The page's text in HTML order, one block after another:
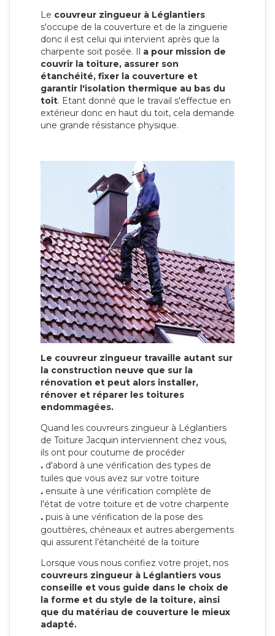
Le couvreur zingueur à Léglantiers
s'occupe de la couverture et de la zinguerie
donc il est celui qui intervient après que la
charpente soit posée. Il a pour mission de
couvrir la toiture, assurer son
étanchéité, fixer la couverture et
garantir l'isolation thermique au bas du
toit. Etant donné que le travail s'effectue en
extérieur donc en haut du toit, cela demande
une grande résistance physique.
Le couvreur zingueur travaille autant sur
la construction neuve que sur la
rénovation et peut alors installer,
rénover et réparer les toitures
endommagées.
Quand les couvreurs zingueur à Léglantiers
de Toiture Jacquin interviennent chez vous,
ils ont pour coutume de procéder
. d'abord à une vérification des types de
tuiles que vous avez sur votre toiture
. ensuite à une vérification complète de
l'état de votre toiture et de votre charpente
. puis à une vérification de la pose des
gouttières, chéneaux et autres abergements
qui assurent l’étanchéité de la toiture
Lorsque vous nous confiez votre projet, nos
couvreurs zingueur à Léglantiers vous
conseille et vous guide dans le choix de
la forme et du style de la toiture, ainsi
que du matériau de couverture le mieux
adapté.